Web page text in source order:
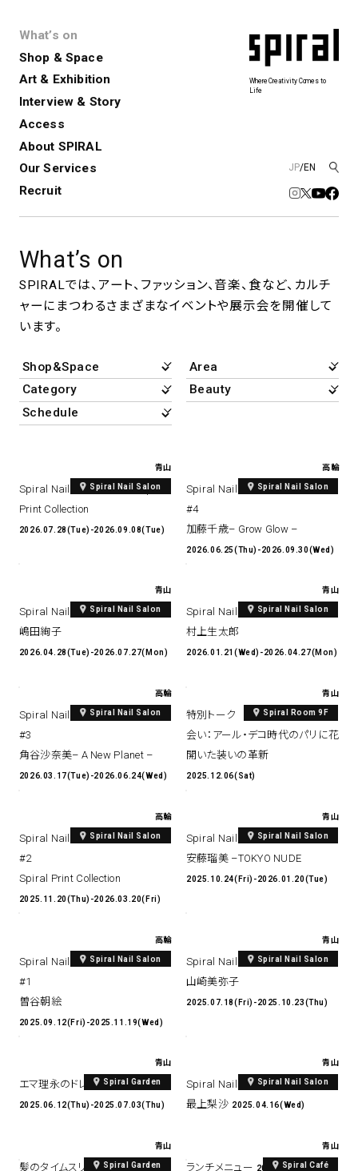
What’s on
Shop & Space
Art & Exhibition
Interview & Story
Access
About SPIRAL
Our Services
Recruit
JP/EN
Where Creativity Comes to
Life
Spiral
Spiral Market6
アトレ吉祥寺
KITTE丸の内
⼆⼦⽟川 Dogwood Plaza
Nail Salon4
⾼輪
naila 横浜ランドマーク
naila 大宮そごう
Café 3
Spiral Garden 福岡ワンビル
CAFE AALTO 新丸ビル
Spiral Rendezvous Store
グランスタ東京店
spiral art gallery 名古屋
松坂屋
MoN Kitchen by Spiral
Exhibition
展覧会やイベント
演劇やダンス、ライブ公演、イベント
Art Projects
アートプロジェクト・イベント
SICF
若手作家の発掘・育成・支援を目的
Spiral Schole
SPIRALのご紹介
建築について
Spiral Annual Report
採用情報 お問い合わせ
レンタルスペース
コンサルティング
新卒採用
アルバイト・その他
What’s on
SPIRALでは、アート、ファッション、音楽、食など、カルチ
ャーにまつわるさまざまなイベントや展示会を開催して
います。
青山
Spiral Nail Salon
Spiral Nail Salon Art #14 Spiral
Print Collection
2026.07.28(Tue)-2026.09.08(Tue)
高輪
Spiral Nail Salon
Spiral Nail Salon Takanawa Art
#4
加藤千歳– Grow Glow –
2026.06.25(Thu)-2026.09.30(Wed)
青山
Spiral Nail Salon
Spiral Nail Salon Art #13
嶋田絢子
2026.04.28(Tue)-2026.07.27(Mon)
青山
Spiral Nail Salon
Spiral Nail Salon Art #12
村上生太郎
2026.01.21(Wed)-2026.04.27(Mon)
高輪
Spiral Nail Salon
Spiral Nail Salon Takanawa Art
#3
角谷沙奈美– A New Planet –
2026.03.17(Tue)-2026.06.24(Wed)
青山
Spiral Room 9F
特別トーク モードとアートの出
会い：アール・デコ時代のパリに花
開いた装いの革新
2025.12.06(Sat)
高輪
Spiral Nail Salon
Spiral Nail Salon Takanawa Art
#2
Spiral Print Collection
2025.11.20(Thu)-2026.03.20(Fri)
青山
Spiral Nail Salon
Spiral Nail Salon Art #11
安藤瑠美 –TOKYO NUDE
2025.10.24(Fri)-2026.01.20(Tue)
高輪
Spiral Nail Salon
Spiral Nail Salon Takanawa Art
#1
曽谷朝絵
2025.09.12(Fri)-2025.11.19(Wed)
青山
Spiral Nail Salon
Spiral Nail Salon Art #10
山崎美弥子
2025.07.18(Fri)-2025.10.23(Thu)
青山
Spiral Garden
エマ理永のドレス造形展
2025.06.12(Thu)-2025.07.03(Thu)
青山
Spiral Nail Salon
Spiral Nail Salon Art #9
最上梨沙 2025.04.16(Wed)
青山
Spiral Garden
髪のタイムスリップ展
青山
Spiral Café
ランチメニュー 2024.12.13(Fri)